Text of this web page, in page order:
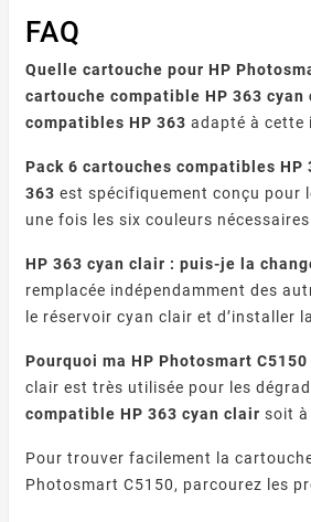
FAQ
Quelle cartouche pour HP
cartouche compatible HP 363 cyan
compatibles HP 363 adapté à cette
Pack 6 cartouches compatibles
363 est spécifiquement conçu pour
une fois les six couleurs
HP 363 cyan clair : puis-je la
remplacée indépendamment des
le réservoir cyan clair et d’installer
Pourquoi ma HP Photosmart
clair est très utilisée pour les
compatible HP 363 cyan clair soit à
Pour trouver facilement la
Photosmart C5150, parcourez les